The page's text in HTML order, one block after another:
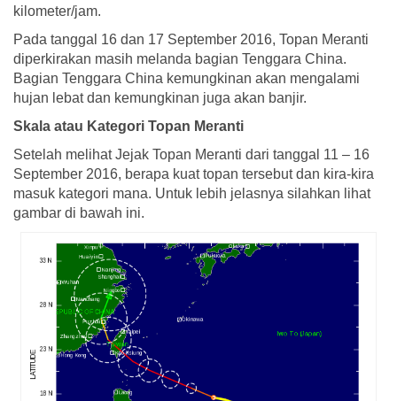
kilometer/jam.
Pada tanggal 16 dan 17 September 2016, Topan Meranti
diperkirakan masih melanda bagian Tenggara China.
Bagian Tenggara China kemungkinan akan mengalami
hujan lebat dan kemungkinan juga akan banjir.
Skala atau Kategori Topan Meranti
Setelah melihat Jejak Topan Meranti dari tanggal 11 – 16
September 2016, berapa kuat topan tersebut dan kira-kira
masuk kategori mana. Untuk lebih jelasnya silahkan lihat
gambar di bawah ini.